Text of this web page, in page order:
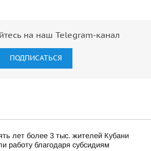
на наш Telegram-канал
ПОДПИСАТЬСЯ
лет более 3 тыс. жителей Кубани
работу благодаря субсидиям